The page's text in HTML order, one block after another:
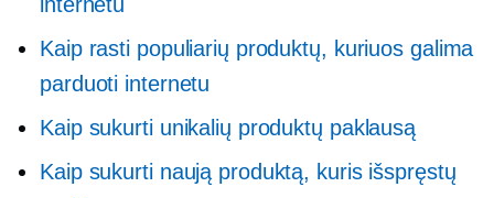
Kaip rasti populiarių produktų, kuriuos galima
parduoti internetu
Kaip sukurti unikalių produktų paklausą
Kaip sukurti naują produktą, kuris išspręstų